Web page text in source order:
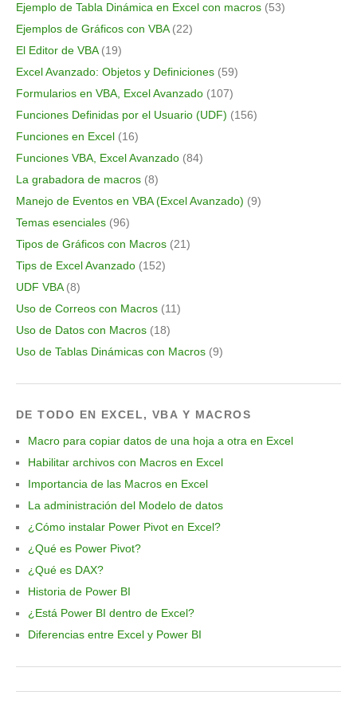
Ejemplo de Tabla Dinámica en Excel con macros (53)
Ejemplos de Gráficos con VBA(22)
El Editor de VBA(19)
Excel Avanzado: Objetos y Definiciones (59)
Formularios en VBA, Excel Avanzado (107)
Funciones Definidas por el Usuario (UDF) (156)
Funciones en Excel (16)
Funciones VBA, Excel Avanzado (84)
La grabadora de macros (8)
Manejo de Eventos en VBA (Excel Avanzado) (9)
Temas esenciales (96)
Tipos de Gráficos con Macros (21)
Tips de Excel Avanzado (152)
UDF VBA(8)
Uso de Correos con Macros (11)
Uso de Datos con Macros (18)
Uso de Tablas Dinámicas con Macros (9)
DE TODO EN EXCEL, VBA Y MACROS
Macro para copiar datos de una hoja a otra en Excel
Habilitar archivos con Macros en Excel
Importancia de las Macros en Excel
La administración del Modelo de datos
¿Cómo instalar Power Pivot en Excel?
¿Qué es Power Pivot?
¿Qué es DAX?
Historia de Power BI
¿Está Power BI dentro de Excel?
Diferencias entre Excel y Power BI